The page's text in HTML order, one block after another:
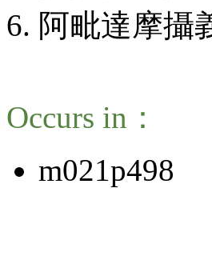
阿毗達摩攝
Occurs in：
m021p498